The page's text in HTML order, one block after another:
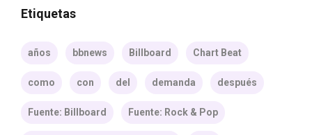
Etiquetas
años bbnews Billboard Chart Beat
como con del demanda después
Fuente: Billboard Fuente: Rock & Pop